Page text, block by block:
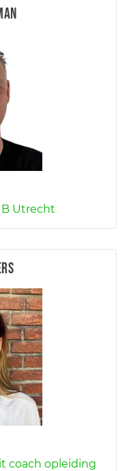
Utrecht
coach opleiding